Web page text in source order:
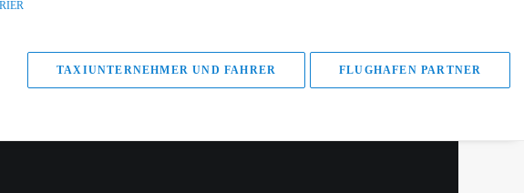
TAXIUNTERNEHMER UND FAHRER FLUGHAFEN PARTNER